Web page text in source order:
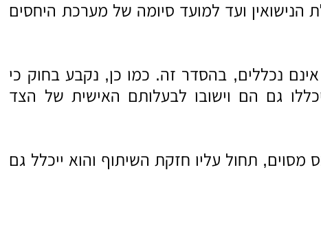
הנישואין ועד למועד סיומה של מערכת היחסים
נכללים, בהסדר זה. כמו כן, נקבע בחוק כי
גם הם וישובו לבעלותם האישית של הצד
תחול עליו חזקת השיתוף והוא ייכלל גם